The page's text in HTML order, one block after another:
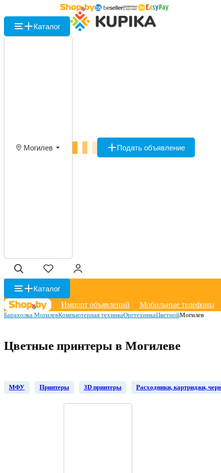
Каталог
Могилев Подать объявление
Каталог
Импорт объявлений
Мобильные телефоны
Барахолка МогилевКомпьютерная техникаОргтехникаЦветнойМогилев
Цветные принтеры в Могилеве
МФУ Принтеры 3D принтеры Расходники, картриджи,